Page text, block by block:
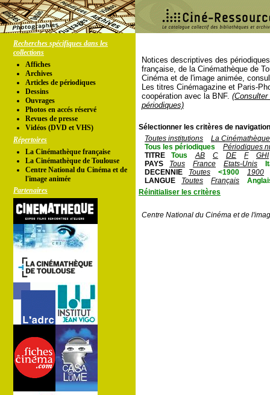
Recherches spécifiques dans les
collections
Affiches
Archives
Articles de périodiques
Dessins
Ouvrages
Photos en accés réservé
Revues de presse
Vidéos (DVD et VHS)
Répertoires
La Cinémathèque française
La Cinémathèque de Toulouse
Centre National du Cinéma et de
l'image animée
Partenaires
Notices descriptives des
française, de la Cinémathèque de
Cinéma et de l'image animée,
Les titres Cinémagazine et Paris-
coopération avec la BNF.
périodiques)
Sélectionner les critères de
Toutes institutions
La
Tous les périodiques
Périodiques
TITRE
Tous AB C DE F
GHI
PAYS
Tous France Etats-Unis
DECENNIE
Toutes <1900
1900
LANGUE
Toutes Français
Réinitialiser les critères
Centre National du Cinéma et de